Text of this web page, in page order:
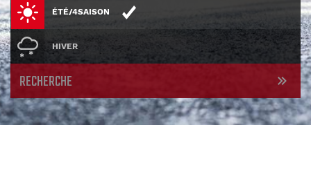
ÉTÉ/4SAISON
HIVER
RECHERCHE